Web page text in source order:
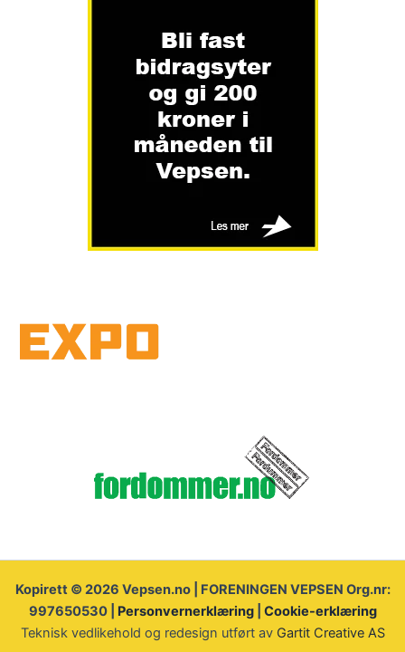
Kopirett © 2026 Vepsen.no | FORENINGEN VEPSEN Org.nr:
997650530 |
Personvernerklæring| Cookie-erklæring
Teknisk vedlikehold og redesign utført avGartit Creative AS